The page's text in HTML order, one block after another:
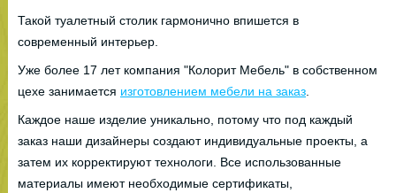
Такой туалетный столик гармонично впишется в
современный интерьер.
Уже более 17 лет компания "Колорит Мебель" в собственном
цехе занимается изготовлением мебели на заказ
Каждое наше изделие уникально, потому что под каждый
заказ наши дизайнеры создают индивидуальные проекты, а
затем их корректируют технологи. Все использованные
материалы имеют необходимые сертификаты,